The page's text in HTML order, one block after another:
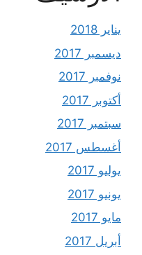
يناير 2018
ديسمبر 2017
نوفمبر 2017
أكتوبر 2017
سبتمبر 2017
أغسطس 2017
يوليو 2017
يونيو 2017
مايو 2017
أبريل 2017